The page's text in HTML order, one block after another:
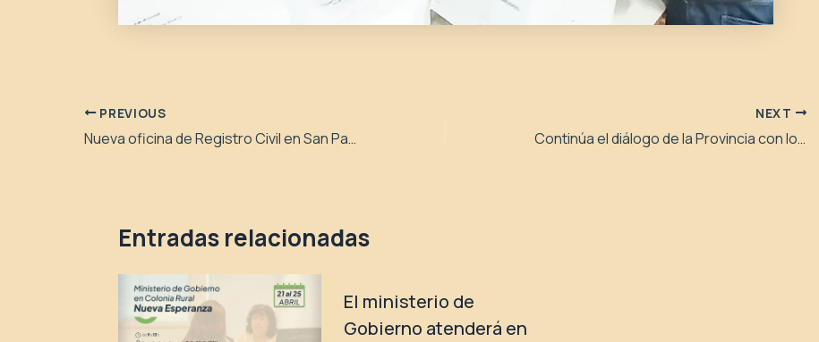
PREVIOUS
Nueva oficina de Registro Civil en San Patricio del Chañar
NEXT
Continúa el diálogo de la Provincia con los consejos zonales de las comunidades
Entradas relacionadas
El ministerio de
Gobierno atenderá en